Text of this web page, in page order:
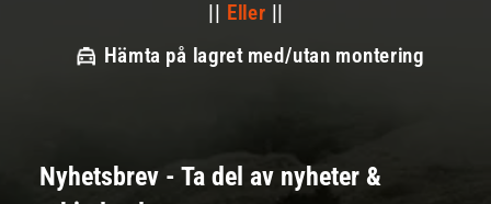
|| Eller ||
Hämta på lagret med/utan montering
Nyhetsbrev - Ta del av nyheter &